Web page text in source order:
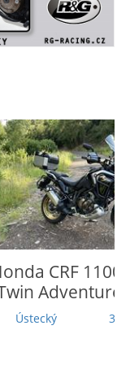
CRF 1100
Adventure
Ústecký